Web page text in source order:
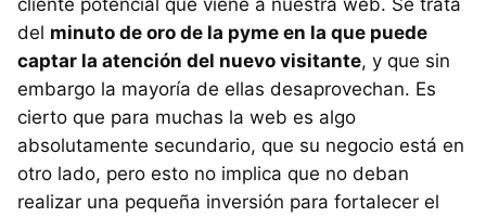
del minuto de oro de la pyme en la que puede
captar la atención del nuevo visitante, y que sin
embargo la mayoría de ellas desaprovechan. Es
cierto que para muchas la web es algo
absolutamente secundario, que su negocio está en
otro lado, pero esto no implica que no deban
realizar una pequeña inversión para fortalecer el